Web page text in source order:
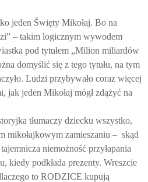
jeden Święty Mikołaj. Bo na
– takim logicznym wywodem
pod tytułem „Milion miliardów
domyślić się z tego tytułu, na tym
Ludzi przybywało coraz więcej
jak jeden Mikołaj mógł zdążyć na
tłumaczy dziecku wszystko,
mikołajkowym zamieszaniu – skąd
niemożność przyłapania
kiedy podkłada prezenty. Wreszcie
to RODZICE kupują